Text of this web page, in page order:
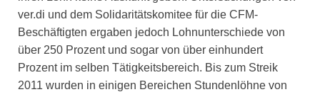
ver.di und dem Solidaritätskomitee für die CFM-
Beschäftigten ergaben jedoch Lohnunterschiede von
über 250 Prozent und sogar von über einhundert
Prozent im selben Tätigkeitsbereich. Bis zum Streik
2011 wurden in einigen Bereichen Stundenlöhne von